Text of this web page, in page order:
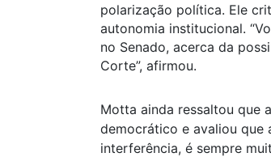
polarização política. Ele
autonomia institucional.
no Senado, acerca da
Corte”, afirmou.
Motta ainda ressaltou que
democrático e avaliou que
interferência, é sempre